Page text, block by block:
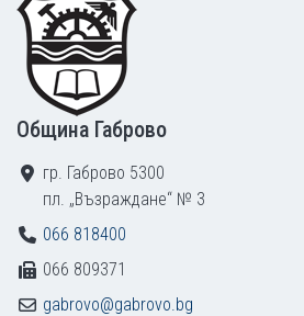
Община Габрово
гр. Габрово 5300
пл. „Възраждане“ № 3
066 818400
066 809371
gabrovo@gabrovo.bg